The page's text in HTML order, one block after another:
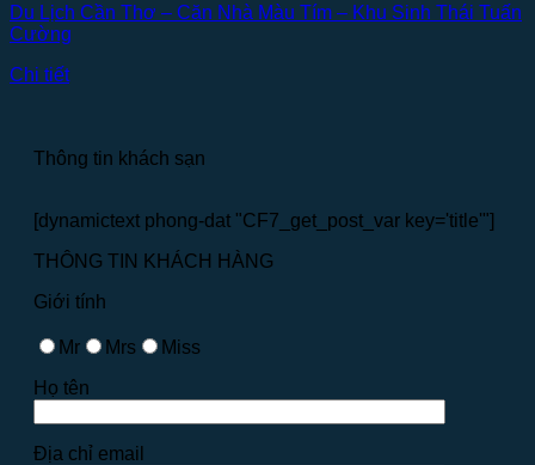
Du Lịch Cần Thơ – Căn Nhà Màu Tím – Khu Sinh Thái Tuấn
Cường
Chi tiết
Thông tin khách sạn
[dynamictext phong-dat "CF7_get_post_var key='title'"]
THÔNG TIN KHÁCH HÀNG
Giới tính
Mr Mrs
Miss
Họ tên
Địa chỉ email